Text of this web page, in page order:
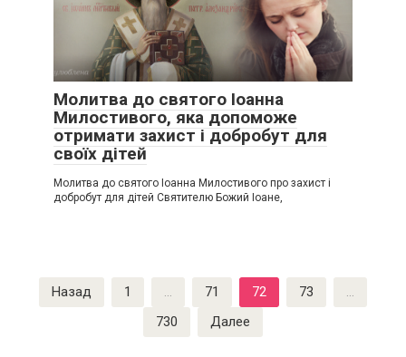
Молитва до святого Іоанна
Милостивого, яка допоможе
отримати захист і добробут для
своїх дітей
Молитва до святого Іоанна Милостивого про захист і
добробут для дітей Святителю Божий Іоане,
Пагинация
записей
Назад 1 … 71 72 73
…
730
Далее